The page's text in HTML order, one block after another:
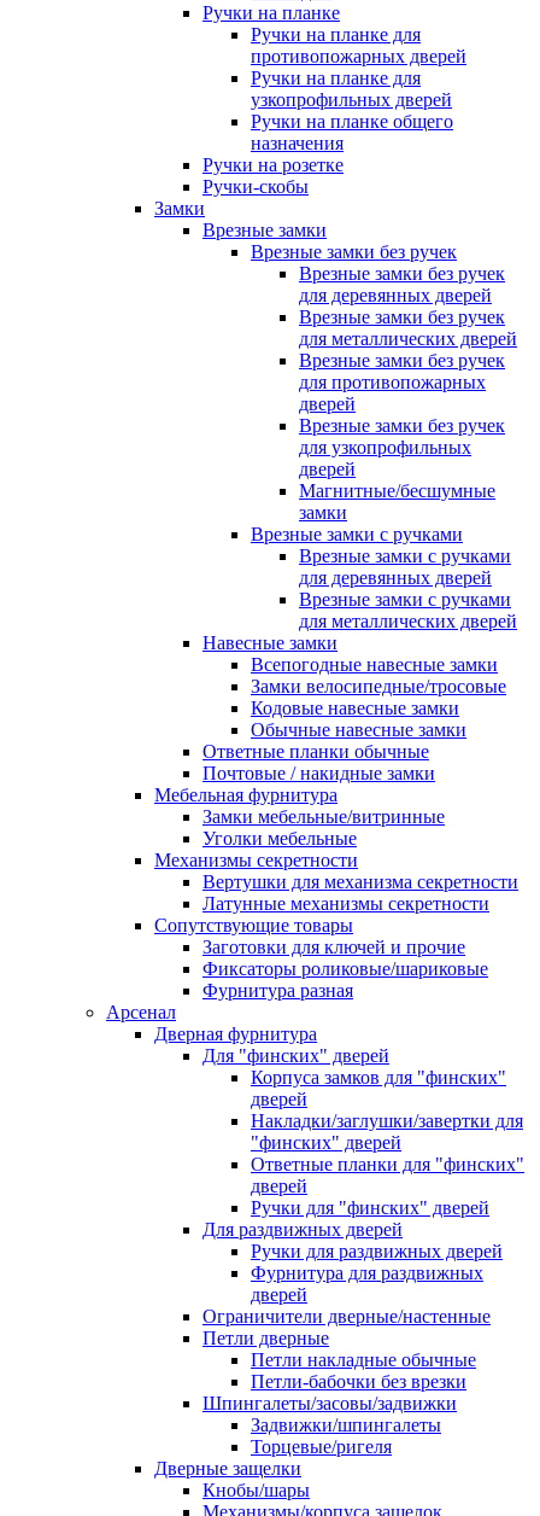
Ручки на планке
Ручки на планке для
противопожарных дверей
Ручки на планке для
узкопрофильных дверей
Ручки на планке общего
назначения
Ручки на розетке
Ручки-скобы
Замки
Врезные замки
Врезные замки без ручек
Врезные замки без ручек
для деревянных дверей
Врезные замки без ручек
для металлических дверей
Врезные замки без ручек
для противопожарных
дверей
Врезные замки без ручек
для узкопрофильных
дверей
Магнитные/бесшумные
замки
Врезные замки с ручками
Врезные замки с ручками
для деревянных дверей
Врезные замки с ручками
для металлических дверей
Навесные замки
Всепогодные навесные замки
Замки велосипедные/тросовые
Кодовые навесные замки
Обычные навесные замки
Ответные планки обычные
Почтовые / накидные замки
Мебельная фурнитура
Замки мебельные/витринные
Уголки мебельные
Механизмы секретности
Вертушки для механизма секретности
Латунные механизмы секретности
Сопутствующие товары
Заготовки для ключей и прочие
Фиксаторы роликовые/шариковые
Фурнитура разная
Арсенал
Дверная фурнитура
Для "финских" дверей
Корпуса замков для "финских"
дверей
Накладки/заглушки/завертки для
"финских" дверей
Ответные планки для "финских"
дверей
Ручки для "финских" дверей
Для раздвижных дверей
Ручки для раздвижных дверей
Фурнитура для раздвижных
дверей
Ограничители дверные/настенные
Петли дверные
Петли накладные обычные
Петли-бабочки без врезки
Шпингалеты/засовы/задвижки
Задвижки/шпингалеты
Торцевые/ригеля
Дверные защелки
Кнобы/шары